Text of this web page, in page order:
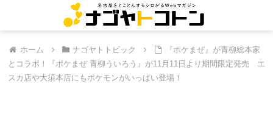
ホーム ナゴヤトトピック
『ポケまぜ』が青柳総本家
とコラボ！『ポケまぜ 青柳ういろう』が11月11日より期間限定発売 エ
スカ店や大須本店にもポケモンがいっぱい登場！